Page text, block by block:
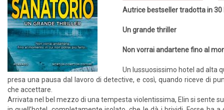
Autrice bestseller tradotta in 30
Un grande thriller
Non vorrai andartene fino al
Un lussuosissimo hotel ad alta
presa una pausa dal lavoro di detective, e così, quando riceve di
che accettare.
Arrivata nel bel mezzo di una tempesta violentissima, Elin si sente